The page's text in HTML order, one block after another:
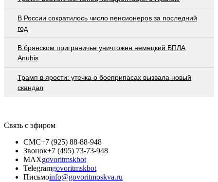
В России сократилось число пенсионеров за последний
год
В брянском приграничье уничтожен немецкий БПЛА
Anubis
Трамп в ярости: утечка о боеприпасах вызвала новый
скандал
Связь с эфиром
СМС+7 (925) 88-88-948
Звонок+7 (495) 73-73-948
MAXgovoritmskbot
Telegramgovoritmskbot
Письмоinfo@govoritmoskva.ru